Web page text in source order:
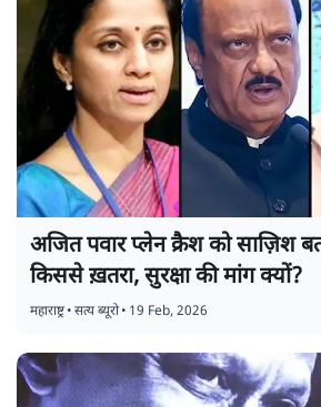
अजित पवार प्लेन क्रैश को साज़िश
किससे ख़तरा, सुरक्षा की मांग क्यों?
महाराष्ट्र•सत्य ब्यूरो• 19 Feb, 2026